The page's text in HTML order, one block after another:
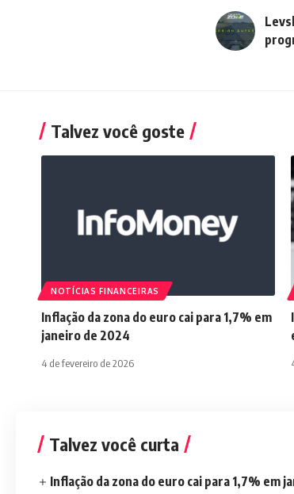
Talvez você goste
NOTÍCIAS FINANCEIRAS
Inflação da zona do euro cai para 1,7% em
janeiro de 2024
4 de fevereiro de 2026
Talvez você curta
Inflação da zona do euro cai para 1,7% em